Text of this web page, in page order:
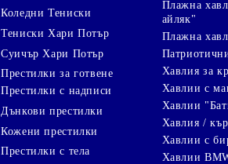
Коледни Тениски
Тениски Хари Потър
Суичър Хари Потър
Престилки за готвене
Престилки с надписи
Дънкови престилки
Кожени престилки
Престилки с тела
Плажна
айляк"
Плажна
Хавлия за
Хавлии с
Хавлии
Хавлия /
Хавлии с
Хавлии